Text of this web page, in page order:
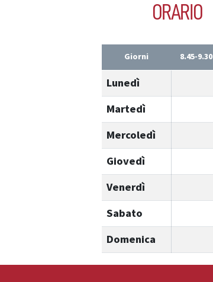
ORARIO
Giorni 8.45-9.30
Lunedì
Martedì
Mercoledì
Giovedì
Venerdì
Sabato
Domenica